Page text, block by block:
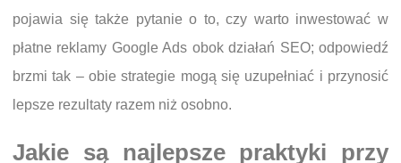
pojawia się także pytanie o to, czy warto inwestować w
płatne reklamy Google Ads obok działań SEO; odpowiedź
brzmi tak – obie strategie mogą się uzupełniać i przynosić
lepsze rezultaty razem niż osobno.
Jakie są najlepsze praktyki przy